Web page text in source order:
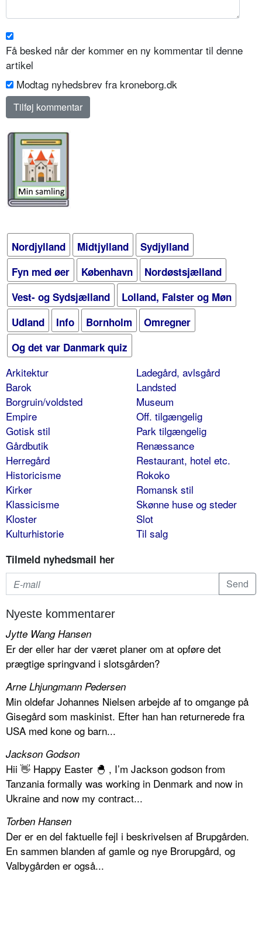
Få besked når der kommer en ny kommentar til denne
artikel
Modtag nyhedsbrev fra kroneborg.dk
Nordjylland Midtjylland
Sydjylland
Fyn med øer
København
Nordøstsjælland
Vest- og Sydsjælland
Lolland, Falster og Møn
Udland
Info Bornholm
Omregner
Og det var Danmark quiz
Arkitektur
Barok
Borgruin/voldsted
Empire
Gotisk stil
Gårdbutik
Herregård
Historicisme
Kirker
Klassicisme
Kloster
Kulturhistorie
Ladegård, avlsgård
Landsted
Museum
Off. tilgængelig
Park tilgængelig
Renæssance
Restaurant, hotel etc.
Rokoko
Romansk stil
Skønne huse og steder
Slot
Til salg
Tilmeld nyhedsmail her
Nyeste kommentarer
Jytte Wang Hansen
Er der eller har der været planer om at opføre det
prægtige springvand i slotsgården?
Arne Lhjungmann Pedersen
Min oldefar Johannes Nielsen arbejde af to omgange på
Gisegård som maskinist. Efter han han returnerede fra
USA med kone og barn...
Jackson Godson
Hii 👋 Happy Easter 🐣 , I’m Jackson godson from
Tanzania formally was working in Denmark and now in
Ukraine and now my contract...
Torben Hansen
Der er en del faktuelle fejl i beskrivelsen af Brupgården.
En sammen blanden af gamle og nye Brorupgård, og
Valbygården er også...